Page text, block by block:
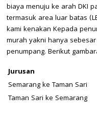
biaya menuju ke arah DKI
termasuk area luar batas
kami kenakan Kepada
murah yakni hanya
penumpang. Berikut
Jurusan
Semarang ke Taman Sari
Taman Sari ke Semarang